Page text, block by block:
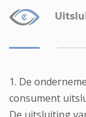
1. De
consument